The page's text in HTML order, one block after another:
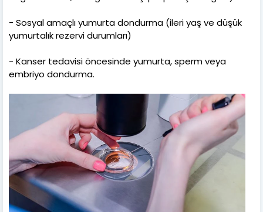
- Sosyal amaçlı yumurta dondurma (ileri yaş ve düşük
yumurtalık rezervi durumları)
- Kanser tedavisi öncesinde yumurta, sperm veya
embriyo dondurma.